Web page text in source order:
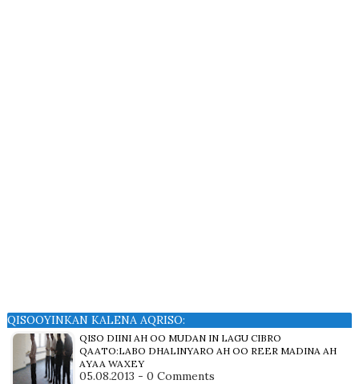
QISOOYINKAN KALENA AQRISO:
QISO DIINI AH OO MUDAN IN LAGU CIBRO
QAATO:LABO DHALINYARO AH OO REER MADINA AH
AYAA WAXEY
05.08.2013 - 0 Comments